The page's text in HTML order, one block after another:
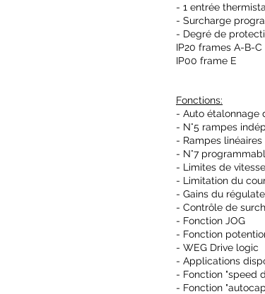
- 1 entrée
- Surcharge
- Degré de
IP20 frames A-B-C
IP00 frame E
Fonctions:
- Auto étalonnage
- N°5 rampes
- Rampes
- N°7
- Limites de
- Limitation du
- Gains du
- Contrôle de
- Fonction JOG
- Fonction
- WEG Drive logic
- Applications
- Fonction "speed
- Fonction